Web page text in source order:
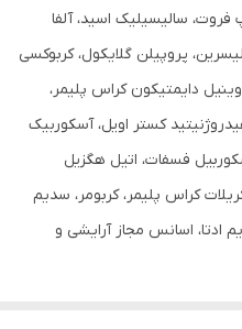
فروت، سالیسیلیک اسید، آلفا
پروپیلن گلایکول، کربوکسی
وینیل دایمتیکون کراس پلیمر،
کستر اویل، آسکوربیک
فسفات، اتیل هگزیل
سی 30-10 آلکیل آکریلات کراس پلیمر، کربومر، سدیم
ادتا، اسانس مجاز آرایشی و